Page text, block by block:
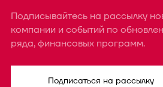
Подписывайтесь на рассылку
компании и событий по
ряда, финансовых программ.
Подписаться на рассылку